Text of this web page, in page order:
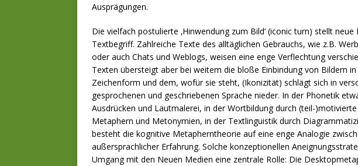
Ausprägungen.
Die vielfach postulierte ‚Hinwendung zum Bild’ (iconic turn) stellt
Textbegriff. Zahlreiche Texte des alltäglichen Gebrauchs, wie z.B.
oder auch Chats und Weblogs, weisen eine enge Verflechtung
Texten übersteigt aber bei weitem die bloße Einbindung von Bildern
Zeichenform und dem, wofür sie steht, (Ikonizität) schlägt sich in
gespro­chenen und geschriebenen Sprache nieder. In der Phonetik
Ausdrücken und Lautmalerei, in der Wortbildung durch (teil-
Metaphern und Metonymien, in der Textlinguistik durch
besteht die kognitive Metapherntheorie auf eine enge Analogie
außersprachlicher Erfahrung. Solche konzeptionellen
Umgang mit den Neuen Medien eine zentrale Rolle: Die
Das
Mensch